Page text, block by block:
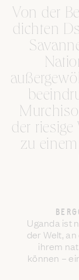
Von der
dichten
der
zu
Uganda ist
der Welt,
ihrem
können –